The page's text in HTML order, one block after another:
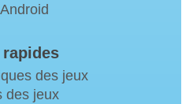
des jeux
des jeux